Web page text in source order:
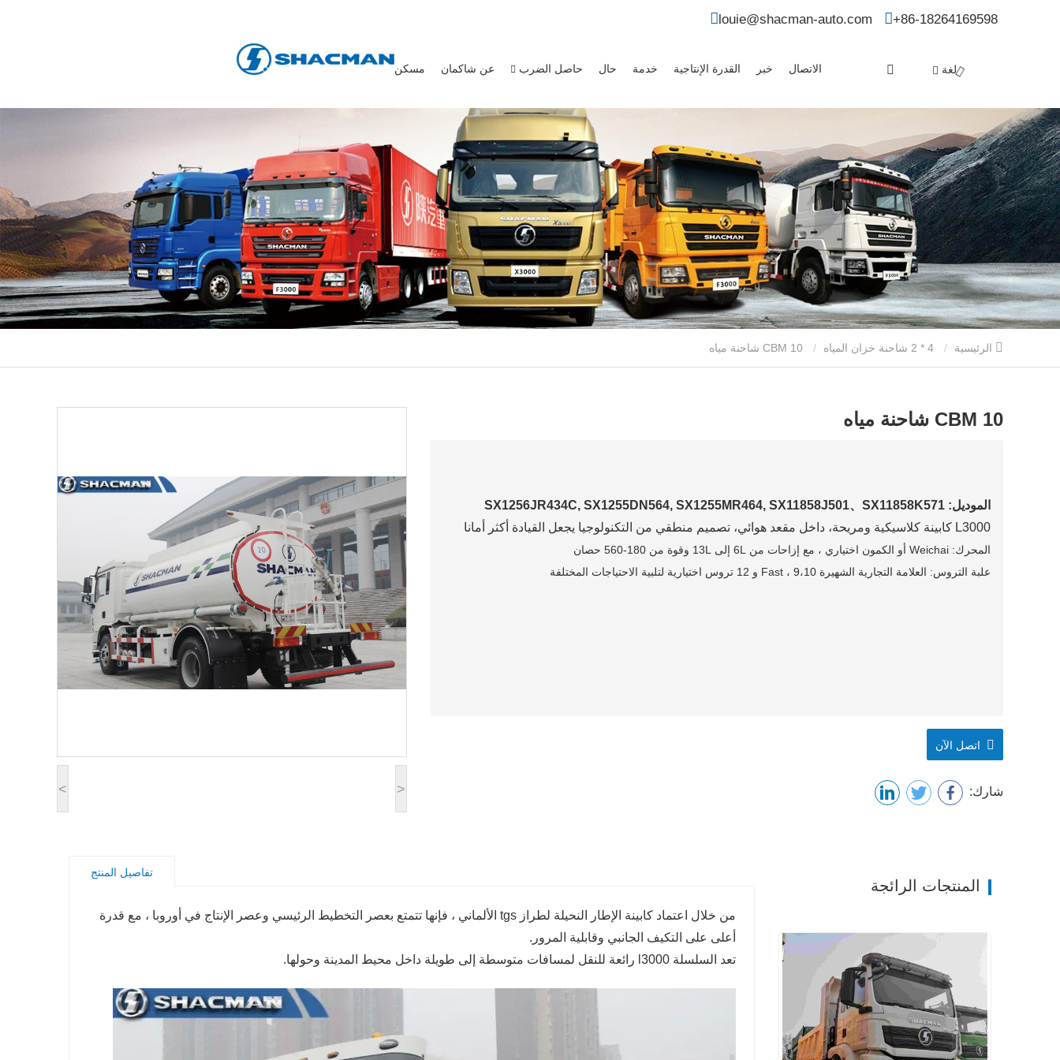
+86-18264169598
louie@shacman-auto.com
مسكن عن شاكمان حاصل الضرب حال خدمة القدرة الإنتاجية خبر الاتصال لغة
4 * 2 شاحنة خزان المياه
< >
10 CBM شاحنة مياه
الموديل: SX1256JR434C, SX1255DN564, SX1255MR464, SX11858J501、SX11858K571
L3000 كابينة كلاسيكية ومريحة، داخل مقعد هوائي، تصميم منطقي من التكنولوجيا يجعل القيادة أكثر أمانا
المحرك: Weichai أو الكمون اختياري ، مع إزاحات من 6L إلى 13L وقوة من 180-560 حصان
علبة التروس: العلامة التجارية الشهيرة Fast ، 9،10 و 12 تروس اختيارية لتلبية الاحتياجات المختلفة
اتصل الآن
شارك:
تفاصيل المنتج
من خلال اعتماد كابينة الإطار النحيلة لطراز tgs الألماني ، فإنها تتمتع بعصر التخطيط الرئيسي وعصر الإنتاج في أوروبا ، مع قدرة
أعلى على التكيف الجانبي وقابلية المرور.
تعد السلسلة l3000 رائعة للنقل لمسافات متوسطة إلى طويلة داخل محيط المدينة وحولها.
المنتجات الرائجة